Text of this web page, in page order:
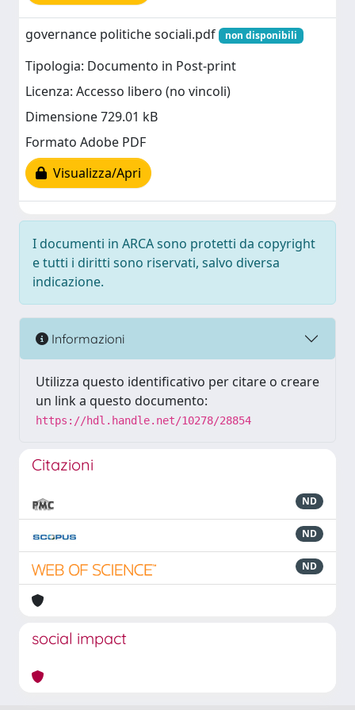
governance politiche sociali.pdf non disponibili
Tipologia: Documento in Post-print
Licenza: Accesso libero (no vincoli)
Dimensione 729.01 kB
Formato Adobe PDF
Visualizza/Apri
I documenti in ARCA sono protetti da copyright
e tutti i diritti sono riservati, salvo diversa
indicazione.
Informazioni
Utilizza questo identificativo per citare o creare
un link a questo documento:
https://hdl.handle.net/10278/28854
Citazioni
ND
ND
ND
social impact